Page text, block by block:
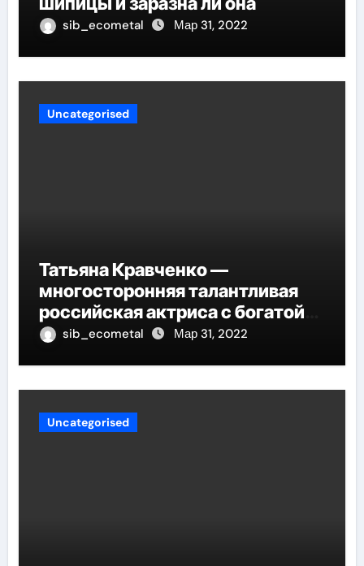
sib_ecometal Мар 31, 2022
Uncategorised
Татьяна Кравченко —
многосторонняя талантливая
российская актриса с богатой
биографией и успешной
sib_ecometal Мар 31, 2022
Uncategorised